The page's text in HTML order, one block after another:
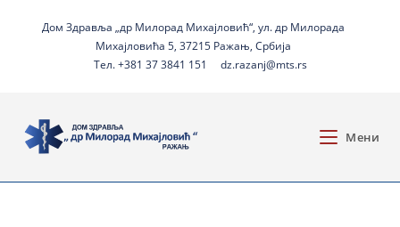
Дом Здравља „др Милорад Михајловић“, ул. др Милорада
Михајловића 5, 37215 Ражањ, Србија
Тел. +381 37 3841 151
dz.razanj@mts.rs
Мени